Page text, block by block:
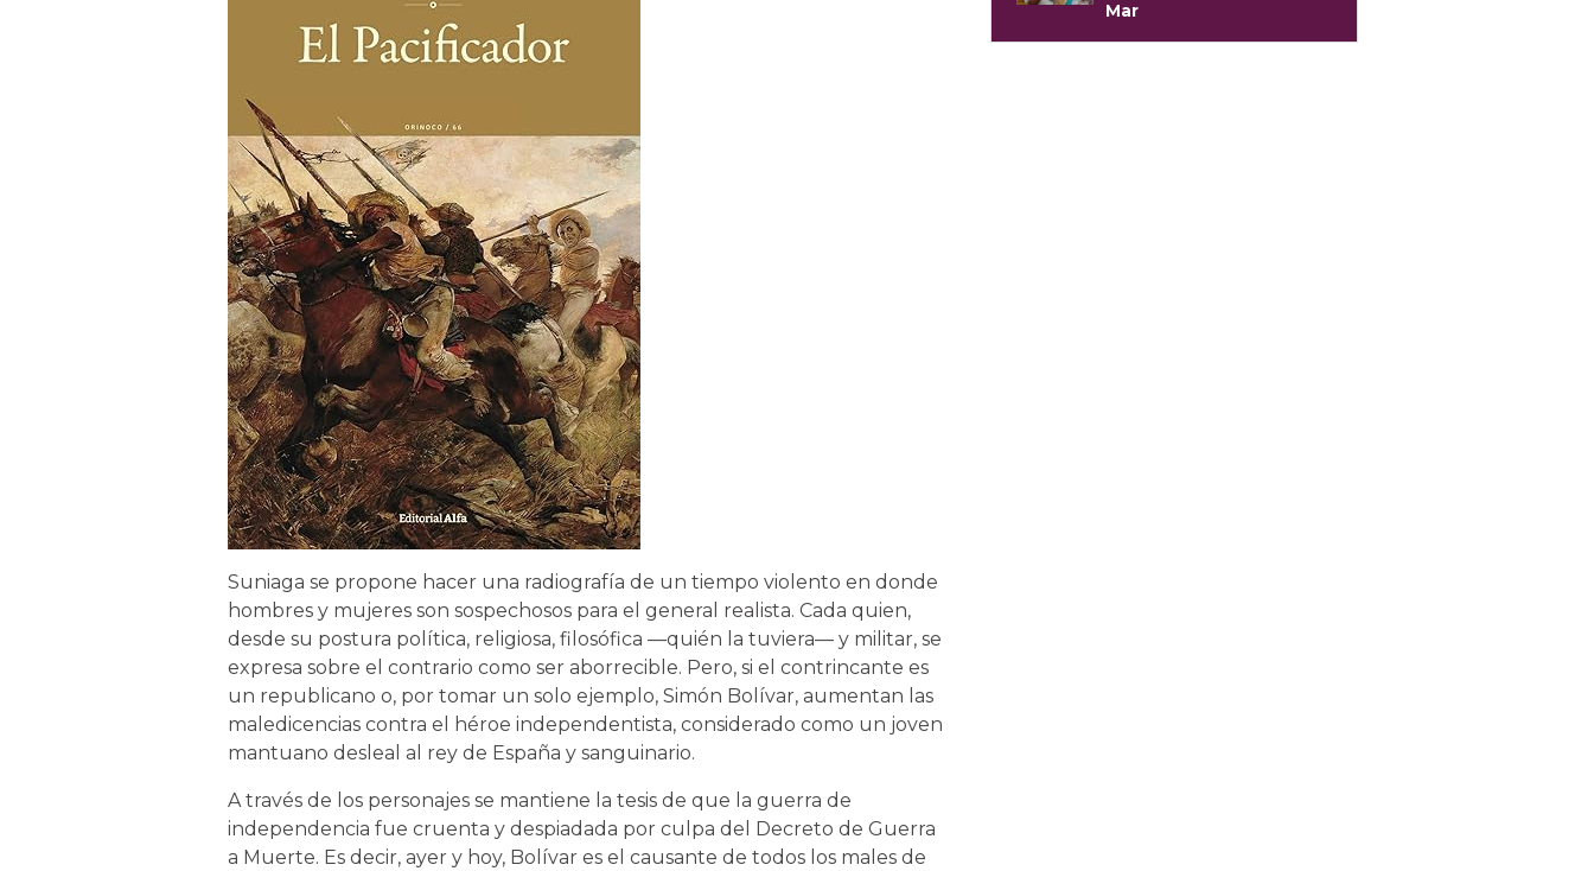
Suniaga se propone hacer una radiografía de un tiempo violento en donde
hombres y mujeres son sospechosos para el general realista. Cada quien,
desde su postura política, religiosa, filosófica —quién la tuviera— y militar, se
expresa sobre el contrario como ser aborrecible. Pero, si el contrincante es
un republicano o, por tomar un solo ejemplo, Simón Bolívar, aumentan las
maledicencias contra el héroe independentista, considerado como un joven
mantuano desleal al rey de España y sanguinario.
A través de los personajes se mantiene la tesis de que la guerra de
independencia fue cruenta y despiadada por culpa del Decreto de Guerra
a Muerte. Es decir, ayer y hoy, Bolívar es el causante de todos los males de
Mar